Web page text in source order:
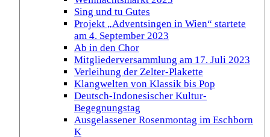
Sing und tu Gutes
Projekt „Adventsingen in Wien“ startete
am 4. September 2023
Ab in den Chor
Mitgliederversammlung am 17. Juli 2023
Verleihung der Zelter-Plakette
Klangwelten von Klassik bis Pop
Deutsch-Indonesischer Kultur-
Begegnungstag
Ausgelassener Rosenmontag im Eschborn
K